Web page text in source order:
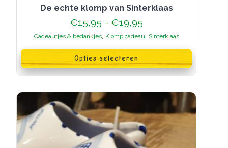
De echte klomp van Sinterklaas
€15,95 - €19,95
€15,95
tot
€19,95
Cadeautjes & bedankjes, Klomp cadeau, Sinterklaas
Opties selecteren
product
heeft
meerdere
variaties.
optie
gekozen
worden
op
de
productpagina